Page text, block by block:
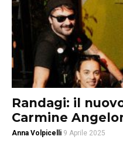
Randagi: il
Carmine
Anna Volpicelli 9 Aprile 2025